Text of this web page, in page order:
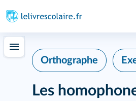
Orthographe
Les